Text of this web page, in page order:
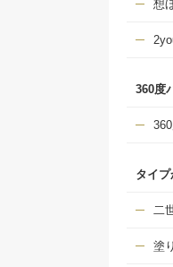
想
360度
タイ
二
塗